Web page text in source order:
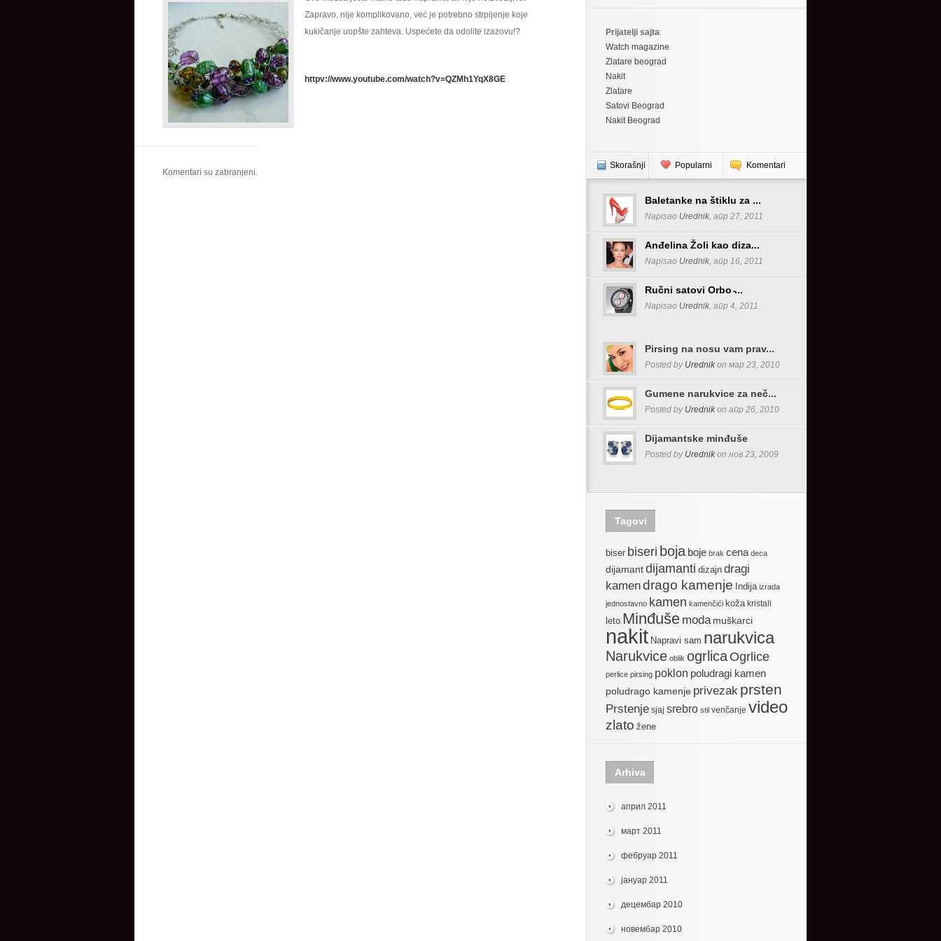
Zapravo, nije komplikovano, već je potrebno strpljenje koje
kukičanje uopšte zahteva. Uspećete da odolite izazovu!?
httpv://www.youtube.com/watch?v=QZMh1YqX8GE
Komentari su zabranjeni.
Prijatelji sajta:
Watch magazine
Zlatare beograd
Nakit
Zlatare
Satovi Beograd
Nakit Beograd
Skorašnji Popularni Komentari
Baletanke na štiklu za ...
Napisao Urednik, апр 27, 2011
Anđelina Žoli kao diza...
Napisao Urednik, апр 16, 2011
Ručni satovi Orbo ̵...
Napisao Urednik, апр 4, 2011
Pirsing na nosu vam prav...
Posted by Urednik on мар 23, 2010
Gumene narukvice za neč...
Posted by Urednik on апр 26, 2010
Dijamantske minđuše
Posted by Urednik on нов 23, 2009
Tagovi
biser biseri boja boje brak cena deca
dijamantdijamanti dizajn dragi
kamendrago kamenje Indija izrada
jednostavno kamen kamenčići koža kristali
leto Minđuše moda muškarci
nakit Napravi sam narukvica
Narukvice oblik ogrlicaOgrlice
perlice pirsing poklon poludragi kamen
poludrago kamenje privezak prsten
Prstenje sjaj srebro stil venčanje video
zlato žene
Arhiva
април 2011
март 2011
фебруар 2011
јануар 2011
децембар 2010
новембар 2010